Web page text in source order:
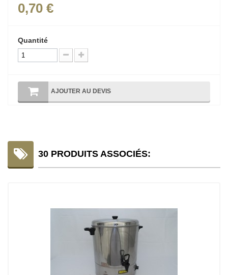
0,70 €
Quantité
AJOUTER AU DEVIS
30 PRODUITS ASSOCIÉS: